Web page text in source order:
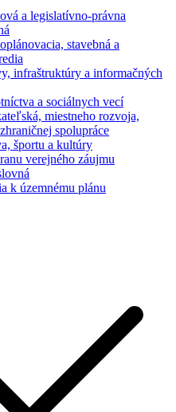
a legislatívno-právna
stavebná a
infraštruktúry a informačných
a sociálnych vecí
miestneho rozvoja,
spolupráce
športu a kultúry
verejného záujmu
k územnému plánu